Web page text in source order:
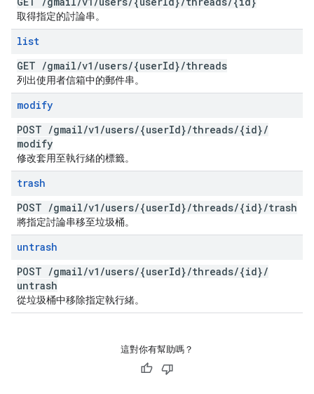
取得指定的討論串。
list
GET /gmail/v1 /users/{userId}/threads
列出使用者信箱中的郵件串。
modify
POST /gmail/v1 /users/{userId}/threads/{id}/
modify
修改套用至執行緒的標籤。
trash
POST /gmail/v1 /users/{userId}/threads/{id}/trash
將指定討論串移至垃圾桶。
untrash
POST /gmail/v1 /users/{userId}/threads/{id}/
untrash
從垃圾桶中移除指定執行緒。
這對你有幫助嗎？